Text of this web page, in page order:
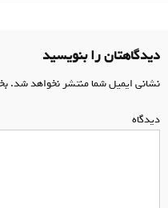
دیدگاهتان را بنویسید
نشانی ایمیل شما منتشر نخواهد شد.
دیدگاه